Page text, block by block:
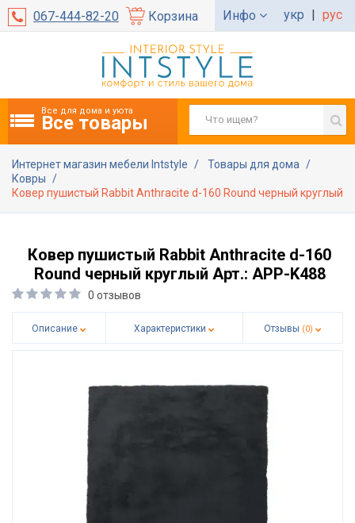
067-444-82-20 Корзина Инфо укр | рус
Все для дома и уюта
Все товары
Интернет магазин мебели Intstyle
Товары для дома
Ковры
Ковер пушистый Rabbit Anthracite d-160 Round черный круглый
Ковер пушистый Rabbit Anthracite d-160
Round черный круглый Арт.: APP-K488
0 отзывов
Описание Характеристики Отзывы (0)